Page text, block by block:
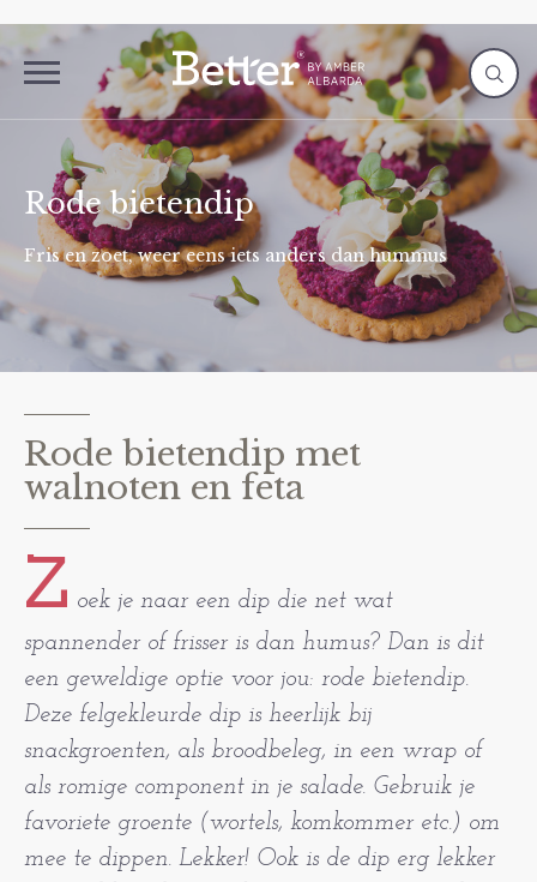
Rode bietendip
Fris en zoet, weer eens iets anders dan hummus
Rode bietendip met
walnoten en feta
Z oek je naar een dip die net wat
spannender of frisser is dan humus? Dan is dit
een geweldige optie voor jou: rode bietendip.
Deze felgekleurde dip is heerlijk bij
snackgroenten, als broodbeleg, in een wrap of
als romige component in je salade. Gebruik je
favoriete groente (wortels, komkommer etc.) om
mee te dippen. Lekker! Ook is de dip erg lekker